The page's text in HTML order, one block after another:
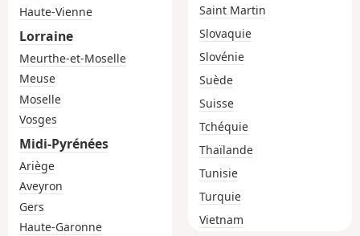
Haute-Vienne
Lorraine
Meurthe-et-Moselle
Meuse
Moselle
Vosges
Midi-Pyrénées
Ariège
Aveyron
Gers
Haute-Garonne
Saint Martin
Slovaquie
Slovénie
Suède
Suisse
Tchéquie
Thaïlande
Tunisie
Turquie
Vietnam